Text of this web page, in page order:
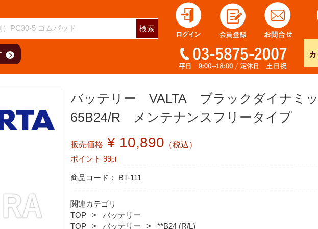
検索
バッテリー VALTA ブラックダイナミ
65B24/R メンテナンスフリータイプ
販売価格 ¥ 10,890 （税込）
ポイント 99pt
商品コード： BT-111
関連カテゴリ
TOP
バッテリー
TOP
バッテリー
**B24 (R/L)